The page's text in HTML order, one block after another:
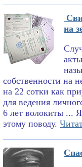
на
собственности на
на 22 сотки как
для ведения
6 лет волокиты ...
этому поводу.